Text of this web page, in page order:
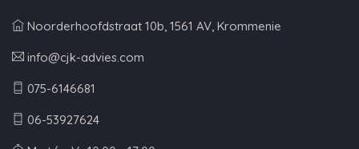
Noorderhoofdstraat 10b, 1561 AV, Krommenie
info@cjk-advies.com
075-6146681
06-53927624